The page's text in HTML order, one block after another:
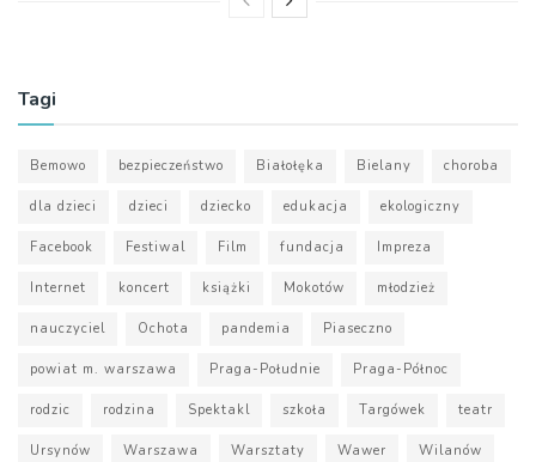
Tagi
Bemowo bezpieczeństwo Białołęka Bielany choroba
dla dzieci dzieci dziecko edukacja ekologiczny
Facebook Festiwal Film fundacja Impreza
Internet koncert książki Mokotów młodzież
nauczyciel Ochota pandemia Piaseczno
powiat m. warszawa Praga-Południe Praga-Północ
rodzic rodzina Spektakl szkoła Targówek teatr
Ursynów Warszawa Warsztaty Wawer Wilanów